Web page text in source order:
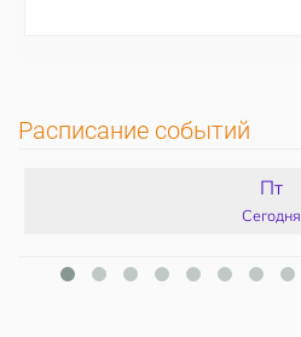
Расписание событий
Пт
Сегодня